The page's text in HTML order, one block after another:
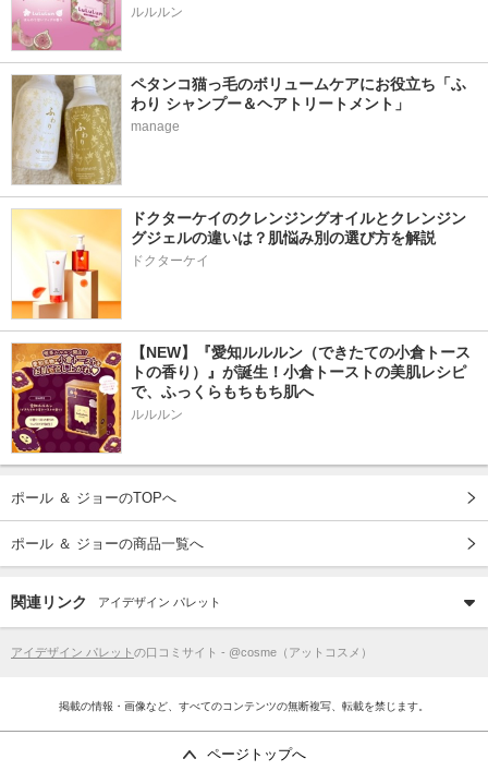
ルルルン
ペタンコ猫っ毛のボリュームケアにお役立ち「ふ
わり シャンプー＆ヘアトリートメント」
manage
ドクターケイのクレンジングオイルとクレンジン
グジェルの違いは？肌悩み別の選び方を解説
ドクターケイ
【NEW】『愛知ルルルン（できたての小倉トース
トの香り）』が誕生！小倉トーストの美肌レシピ
で、ふっくらもちもち肌へ
ルルルン
ポール ＆ ジョーのTOPへ
ポール ＆ ジョーの商品一覧へ
関連リンク アイデザイン パレット
アイデザイン パレット の口コミサイト - @cosme（アットコスメ）
掲載の情報・画像など、すべてのコンテンツの無断複写、転載を禁じます。
ページトップへ